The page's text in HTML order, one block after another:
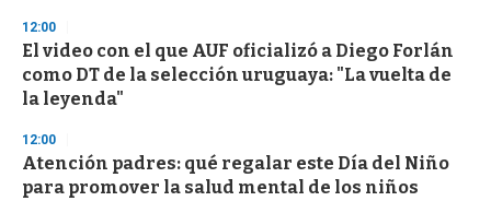
d
s
12:00
El video con el que AUF oficializó a Diego Forlán
como DT de la selección uruguaya: "La vuelta de
la leyenda"
12:00
Atención padres: qué regalar este Día del Niño
para promover la salud mental de los niños